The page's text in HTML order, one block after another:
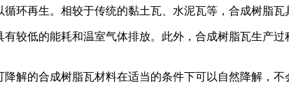
环再生。相较于传统的黏土瓦、水泥瓦等，合成树脂瓦
较低的能耗和温室气体排放。此外，合成树脂瓦生产过
解的合成树脂瓦材料在适当的条件下可以自然降解，不